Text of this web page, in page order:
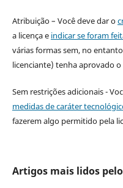
Atribuição – Você deve dar o
a licença e indicar se foram
várias formas sem, no
licenciante) tenha aprovado
Sem restrições adicionais -
medidas de caráter
fazerem algo permitido pela
Artigos mais lidos